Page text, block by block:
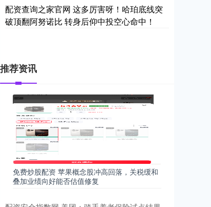
配资查询之家官网 这多厉害呀！哈珀底线突
破顶翻阿努诺比 转身后仰中投空心命中！
推荐资讯
免费炒股配资 苹果概念股冲高回落，关税缓和
叠加业绩向好能否估值修复